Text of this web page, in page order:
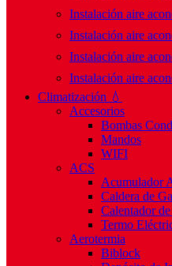
Instalación aire
Instalación aire
Instalación aire
Instalación aire
Climatización 💧
Accesorios
Bombas
Mandos
WIFI
ACS
Acumulador
Caldera de
Calentador
Termo
Aerotermia
Biblock